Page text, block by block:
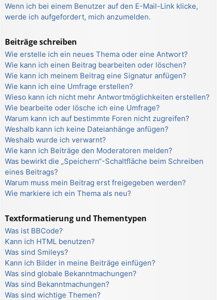
Wenn ich bei einem Benutzer auf den E-Mail-Link klicke,
werde ich aufgefordert, mich anzumelden.
Beiträge schreiben
Wie erstelle ich ein neues Thema oder eine Antwort?
Wie kann ich einen Beitrag bearbeiten oder löschen?
Wie kann ich meinem Beitrag eine Signatur anfügen?
Wie kann ich eine Umfrage erstellen?
Wieso kann ich nicht mehr Antwortmöglichkeiten erstellen?
Wie bearbeite oder lösche ich eine Umfrage?
Warum kann ich auf bestimmte Foren nicht zugreifen?
Weshalb kann ich keine Dateianhänge anfügen?
Weshalb wurde ich verwarnt?
Wie kann ich Beiträge den Moderatoren melden?
Was bewirkt die „Speichern“-Schaltfläche beim Schreiben
eines Beitrags?
Warum muss mein Beitrag erst freigegeben werden?
Wie markiere ich ein Thema als neu?
Textformatierung und Thementypen
Was ist BBCode?
Kann ich HTML benutzen?
Was sind Smileys?
Kann ich Bilder in meine Beiträge einfügen?
Was sind globale Bekanntmachungen?
Was sind Bekanntmachungen?
Was sind wichtige Themen?